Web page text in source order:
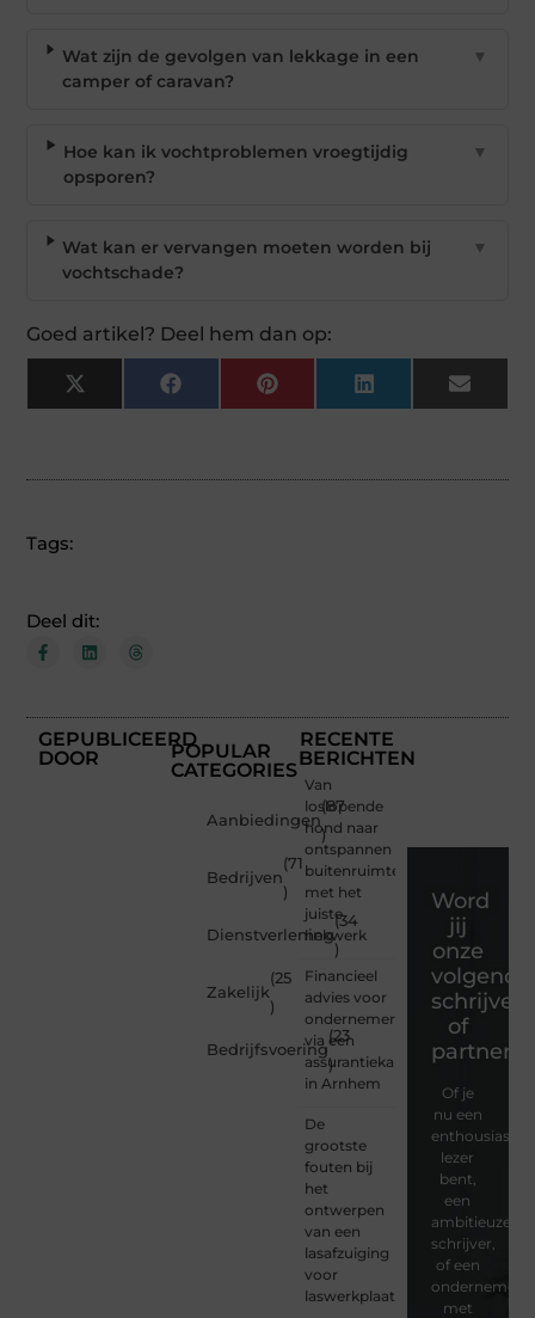
Wat zijn de gevolgen van lekkage in een
camper of caravan?
▼
Hoe kan ik vochtproblemen vroegtijdig
opsporen?
▼
Wat kan er vervangen moeten worden bij
vochtschade?
▼
Goed artikel? Deel hem dan op:
X
(Twitter)
Facebook Pinterest LinkedIn Email
Tags:
Deel dit:
GEPUBLICEERD
DOOR
POPULAR
CATEGORIES
Aanbiedingen
(87
)
Bedrijven
(71
)
Dienstverlening
(34
)
Zakelijk
(25
)
Bedrijfsvoering
(23
)
RECENTE
BERICHTEN
Van
loslopende
hond naar
ontspannen
buitenruimte
met het
juiste
hekwerk
Financieel
advies voor
ondernemers
via een
assurantiekantoor
in Arnhem
De
grootste
fouten bij
het
ontwerpen
van een
lasafzuiging
voor
laswerkplaatsen
Word
jij
onze
volgende
schrijver
of
partner?
Of je
nu een
enthousiaste
lezer
bent,
een
ambitieuze
schrijver,
of een
ondernemer
met